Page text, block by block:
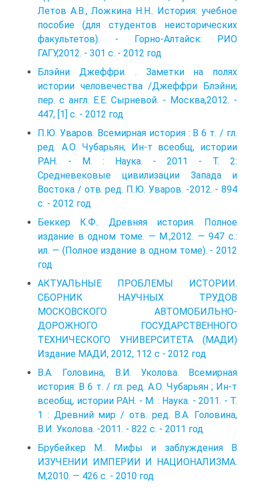
Летов А.В., Ложкина Н.Н.. История: учебное
пособие (для студентов неисторических
факультетов). - Горно-Алтайск: РИО
ГАГУ,2012. - 301 с. - 2012 год
Блэйни Джеффри. . Заметки на полях
истории человечества /Джеффри Блэйни;
пер. с англ. Е.Е. Сырневой. - Москва,2012. -
447, [1] с. - 2012 год
П.Ю. Уваров. Всемирная история : B 6 т. / гл.
ред. A.O. Чубарьян; Ин-т всеобщ, истории
РАН. - M. : Наука. - 2011 - T. 2:
Средневековые цивилизации Запада и
Востока / отв. ред. П.Ю. Уваров. -2012. - 894
с. - 2012 год
Беккер К.Ф.. Древняя история. Полное
издание в одном томе. — М.,2012. — 947 с.:
ил. — (Полное издание в одном томе). - 2012
год
АКТУАЛЬНЫЕ ПРОБЛЕМЫ ИСТОРИИ.
СБОРНИК НАУЧНЫХ ТРУДОВ
МОСКОВСКОГО АВТОМОБИЛЬНО-
ДОРОЖНОГО ГОСУДАРСТВЕННОГО
ТЕХНИЧЕСКОГО УНИВЕРСИТЕТА (МАДИ)
Издание МАДИ, 2012, 112 с - 2012 год
В.А. Головина, В.И. Уколова. Всемирная
история: В 6 т. / гл. ред. А.О. Чубарьян ; Ин-т
всеобщ, истории РАН. - М. : Наука. - 2011. - Т.
1 : Древний мир / отв. ред. В.А. Головина,
В.И. Уколова. -2011. - 822 с. - 2011 год
Брубейкер М.. Мифы и заблуждения В
ИЗУЧЕНИИ ИМПЕРИИ И НАЦИОНАЛИЗМА.
М,2010. — 426 с. - 2010 год